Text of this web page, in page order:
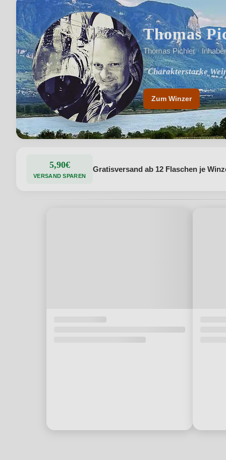
Thomas
Thomas Pichler · Inhaber
"Charakterstarke
"2003 von Thomas
Zum Winzer
5,90€
VERSAND SPAREN
Gratisversand ab 12 Flaschen je